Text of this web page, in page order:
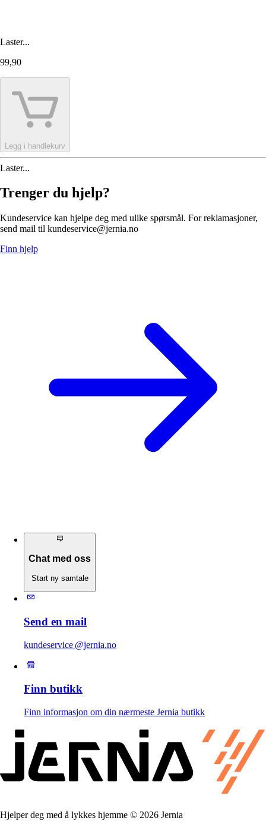
Laster...
99,90
Legg i handlekurv
Laster...
Trenger du hjelp?
Kundeservice kan hjelpe deg med ulike spørsmål. For reklamasjoner,
send mail til kundeservice@jernia.no
Finn hjelp
Chat med oss
Start ny samtale
Send en mail
kundeservice @jernia.no
Finn butikk
Finn informasjon om din nærmeste Jernia butikk
Hjelper deg med å lykkes hjemme © 2026 Jernia